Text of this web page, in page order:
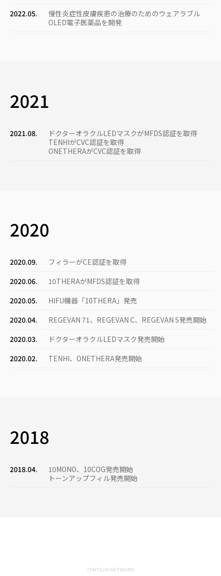
2022.05.
慢性炎症性皮膚疾患の治療のためのウェアラブル
OLED電子医薬品を開発
2021
2021.08.
ドクターオラクルLEDマスクがMFDS認証を取得
TENHIがCVC認証を取得
ONETHERAがCVC認証を取得
2020
2020.09.
フィラーがCE認証を取得
2020.06.
10THERAがMFDS認証を取得
2020.05.
HIFU機器「10THERA」発売
2020.04.
REGEVAN 71、REGEVAN C、REGEVAN S発売開始
2020.03.
ドクターオラクルLEDマスク発売開始
2020.02.
TENHI、ONETHERA発売開始
2018
2018.04.
10ΜΟΝΟ、10COG発売開始
トーンアップフィル発売開始